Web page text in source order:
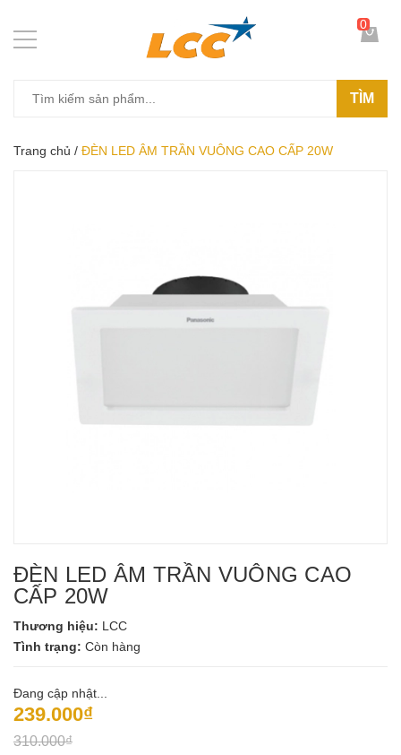
TÌM
0
Trang chủ / ĐÈN LED ÂM TRẦN VUÔNG CAO CẤP 20W
ĐÈN LED ÂM TRẦN VUÔNG CAO
CẤP 20W
Thương hiệu: LCC
Tình trạng: Còn hàng
Đang cập nhật...
239.000₫
310.000₫